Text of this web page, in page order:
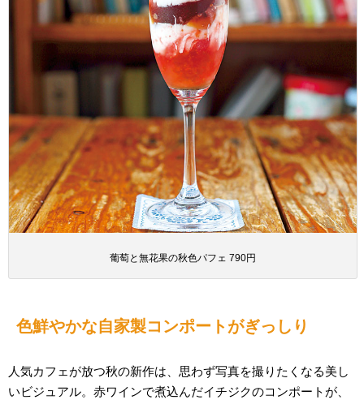
葡萄と無花果の秋色パフェ 790円
色鮮やかな自家製コンポートがぎっしり
人気カフェが放つ秋の新作は、思わず写真を撮りたくなる美し
いビジュアル。赤ワインで煮込んだイチジクのコンポートが、